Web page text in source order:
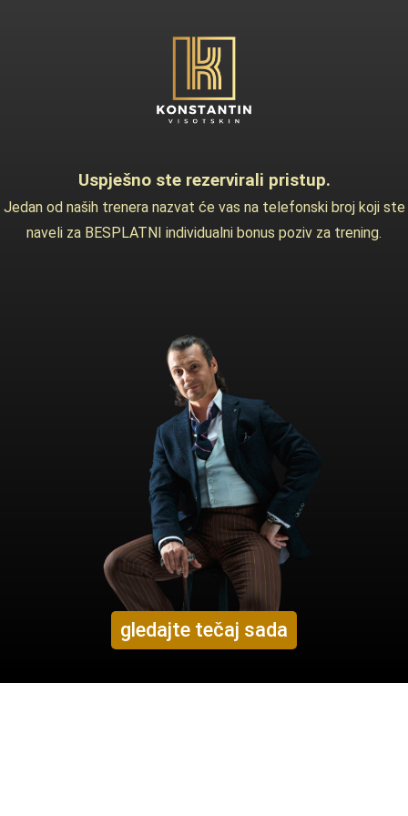
Uspješno ste rezervirali pristup.
Jedan od naših trenera nazvat će vas na telefonski broj koji ste
naveli za BESPLATNI individualni bonus poziv za trening.
gledajte tečaj sada